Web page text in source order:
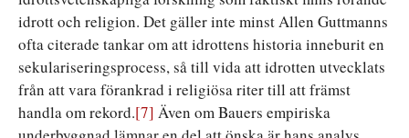
idrott och religion. Det gäller inte minst Allen Guttmanns
ofta citerade tankar om att idrottens historia inneburit en
sekulariseringsprocess, så till vida att idrotten utvecklats
från att vara förankrad i religiösa riter till att främst
handla om rekord.[7] Även om Bauers empiriska